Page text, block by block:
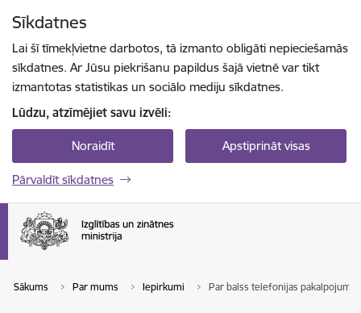
Sīkdatnes
Lai šī tīmekļvietne darbotos, tā izmanto obligāti nepieciešamās
sīkdatnes. Ar Jūsu piekrišanu papildus šajā vietnē var tikt
izmantotas statistikas un sociālo mediju sīkdatnes.
Lūdzu, atzīmējiet savu izvēli:
Noraidīt Apstiprināt visas
Pārvaldīt sīkdatnes
Sākums Par mums Iepirkumi Par balss telefonijas pakalpojumu